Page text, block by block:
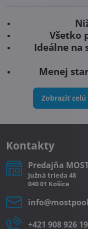
Všetko
Ideálne na
Menej
Zobraziť
Kontakty
Predajňa
Južná trieda 48
040 01 Košice
+421 908 926